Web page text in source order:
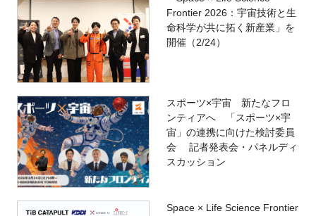
Frontier 2026：宇宙技術と生
命科学が共に拓く新産業」を
開催（2/24）
スポーツ×宇宙 新たなフロ
ンティアへ 「スポーツ×宇
宙」の連携に向けた検討委員
会 記者発表会・パネルディ
スカッション
Space × Life Science Frontier